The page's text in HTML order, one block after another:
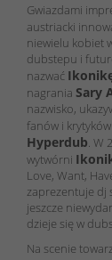
Gwiazdami
austriacki
niewielu kobiet
dubstepu i
nazwać
nagrania Sary
nazwisko,
fanów i
Hyperdub .
wytwórni
Love, Want,
zaprezentuje dj
jeszcze
dzieje się w
Na scenie